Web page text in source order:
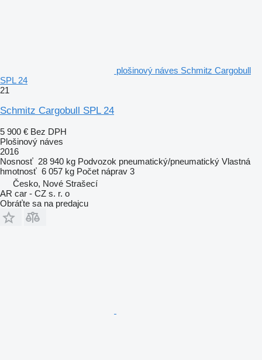
plošinový náves Schmitz Cargobull
SPL 24
21
Schmitz Cargobull SPL 24
5 900 € Bez DPH
Plošinový náves
2016
Nosnosť 28 940 kg Podvozok pneumatický/pneumatický Vlastná
hmotnosť 6 057 kg Počet náprav 3
Česko, Nové Strašecí
AR car - CZ s. r. o
Obráťte sa na predajcu